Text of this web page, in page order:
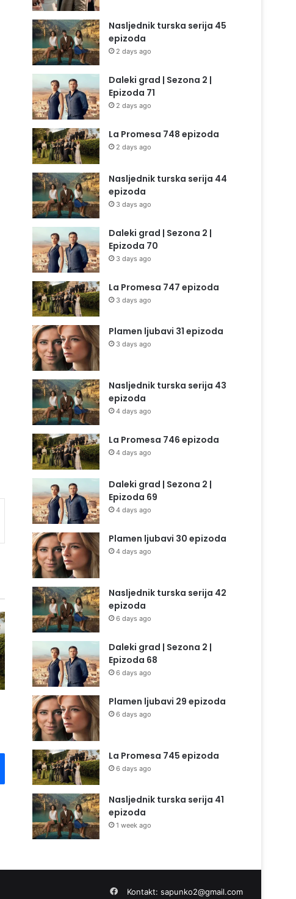
Nasljednik turska serija 45
epizoda
2 days ago
Daleki grad | Sezona 2 |
Epizoda 71
2 days ago
La Promesa 748 epizoda
2 days ago
Nasljednik turska serija 44
epizoda
3 days ago
Daleki grad | Sezona 2 |
Epizoda 70
3 days ago
La Promesa 747 epizoda
3 days ago
Plamen ljubavi 31 epizoda
3 days ago
Nasljednik turska serija 43
epizoda
4 days ago
La Promesa 746 epizoda
4 days ago
Daleki grad | Sezona 2 |
Epizoda 69
4 days ago
Plamen ljubavi 30 epizoda
4 days ago
Nasljednik turska serija 42
epizoda
6 days ago
Daleki grad | Sezona 2 |
Epizoda 68
6 days ago
Plamen ljubavi 29 epizoda
6 days ago
La Promesa 745 epizoda
6 days ago
Nasljednik turska serija 41
epizoda
1 week ago
Kontakt: sapunko2@gmail.com
Facebook